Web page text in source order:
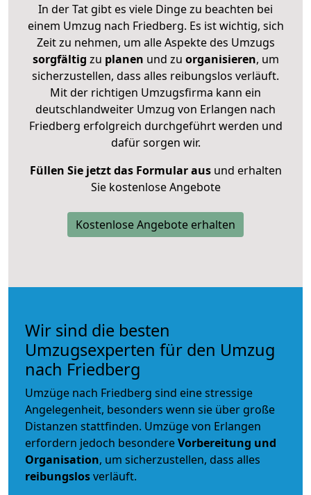
In der Tat gibt es viele Dinge zu beachten bei
einem Umzug nach Friedberg. Es ist wichtig, sich
Zeit zu nehmen, um alle Aspekte des Umzugs
sorgfältig zu planen und zu organisieren, um
sicherzustellen, dass alles reibungslos verläuft.
Mit der richtigen Umzugsfirma kann ein
deutschlandweiter Umzug von Erlangen nach
Friedberg erfolgreich durchgeführt werden und
dafür sorgen wir.
Füllen Sie jetzt das Formular ausund erhalten
Sie kostenlose Angebote
Kostenlose Angebote erhalten
Wir sind die besten
Umzugsexperten für den Umzug
nach Friedberg
Umzüge nach Friedberg sind eine stressige
Angelegenheit, besonders wenn sie über große
Distanzen stattfinden. Umzüge von Erlangen
erfordern jedoch besondereVorbereitung und
Organisation, um sicherzustellen, dass alles
reibungslosverläuft.